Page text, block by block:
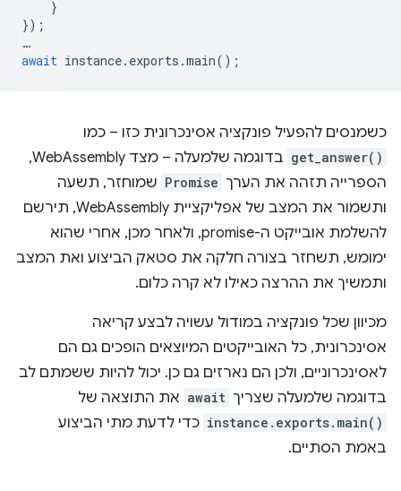
}
});
…
await instance. exports .main();
כשמנסים להפעיל פונקציה אסינכרונית כזו – כמו
get_answer()
בדוגמה שלמעלה – מצד WebAssembly,
הספרייה תזהה את הערך Promise שמוחזר, תשעה
ותשמור את המצב של אפליקציית WebAssembly, תירשם
להשלמת אובייקט ה-promise, ולאחר מכן, אחרי שהוא
ימומש, תשחזר בצורה חלקה את סטאק הביצוע ואת המצב
ותמשיך את ההרצה כאילו לא קרה כלום.
מכיוון שכל פונקציה במודול עשויה לבצע קריאה
אסינכרונית, כל האובייקטים המיוצאים הופכים גם הם
לאסינכרוניים, ולכן הם נארזים גם כן. יכול להיות ששמתם לב
בדוגמה שלמעלה שצריך await את התוצאה של
instance.exports.main() כדי לדעת מתי הביצוע
באמת הסתיים.